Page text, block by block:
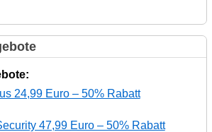
24,99 Euro – 50% Rabatt
47,99 Euro – 50% Rabatt